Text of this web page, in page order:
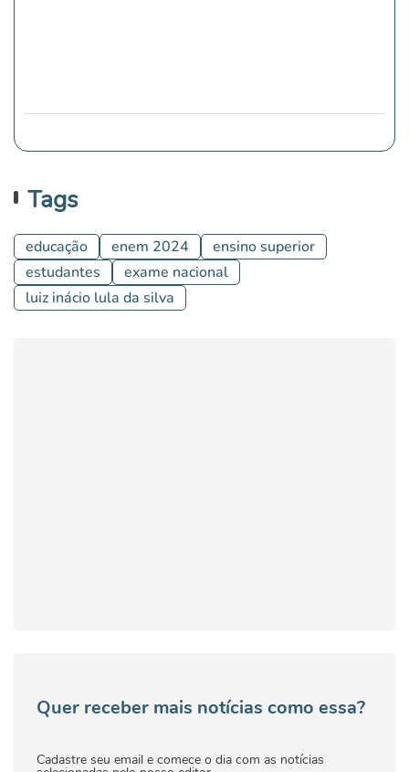
Tags
educação enem 2024
ensino superior
estudantes
exame nacional
luiz inácio lula da silva
Quer receber mais notícias como essa?
Cadastre seu email e comece o dia com as notícias